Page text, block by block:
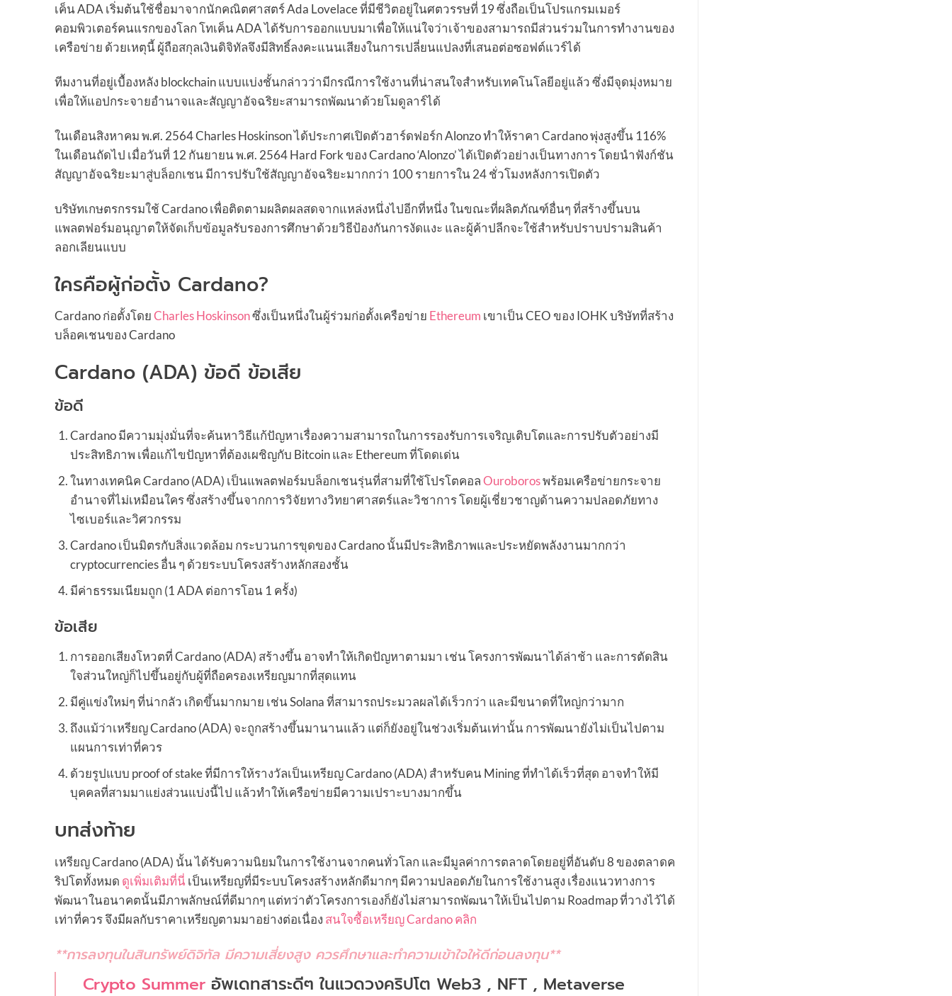
เค็น ADA เริ่มต้นใช้ชื่อมาจากนักคณิตศาสตร์ Ada Lovelace ที่มีชีวิตอยู่ในศตวรรษที่ 19 ซึ่งถือเป็นโปรแกรมเมอร์
คอมพิวเตอร์คนแรกของโลก โทเค็น ADA ได้รับการออกแบบมาเพื่อให้แน่ใจว่าเจ้าของสามารถมีส่วนร่วมในการทำงานของ
เครือข่าย ด้วยเหตุนี้ ผู้ถือสกุลเงินดิจิทัลจึงมีสิทธิ์ลงคะแนนเสียงในการเปลี่ยนแปลงที่เสนอต่อซอฟต์แวร์ได้
ทีมงานที่อยู่เบื้องหลัง blockchain แบบแบ่งชั้นกล่าวว่ามีกรณีการใช้งานที่น่าสนใจสำหรับเทคโนโลยีอยู่แล้ว ซึ่งมีจุดมุ่งหมาย
เพื่อให้แอปกระจายอำนาจและสัญญาอัจฉริยะสามารถพัฒนาด้วยโมดูลาร์ได้
ในเดือนสิงหาคม พ.ศ. 2564 Charles Hoskinson ได้ประกาศเปิดตัวฮาร์ดฟอร์ก Alonzo ทำให้ราคา Cardano พุ่งสูงขึ้น 116%
ในเดือนถัดไป เมื่อวันที่ 12 กันยายน พ.ศ. 2564 Hard Fork ของ Cardano ‘Alonzo’ ได้เปิดตัวอย่างเป็นทางการ โดยนำฟังก์ชัน
สัญญาอัจฉริยะมาสู่บล็อกเชน มีการปรับใช้สัญญาอัจฉริยะมากกว่า 100 รายการใน 24 ชั่วโมงหลังการเปิดตัว
บริษัทเกษตรกรรมใช้ Cardano เพื่อติดตามผลิตผลสดจากแหล่งหนึ่งไปอีกที่หนึ่ง ในขณะที่ผลิตภัณฑ์อื่นๆ ที่สร้างขึ้นบน
แพลตฟอร์มอนุญาตให้จัดเก็บข้อมูลรับรองการศึกษาด้วยวิธีป้องกันการงัดแงะ และผู้ค้าปลีกจะใช้สำหรับปราบปรามสินค้า
ลอกเลียนแบบ
ใครคือผู้ก่อตั้ง Cardano?
Cardano ก่อตั้งโดยCharles Hoskinsonซึ่งเป็นหนึ่งในผู้ร่วมก่อตั้งเครือข่าย Ethereum เขาเป็น CEO ของ IOHK บริษัทที่สร้าง
บล็อคเชนของ Cardano
Cardano (ADA) ข้อดี ข้อเสีย
ข้อดี
Cardano มีความมุ่งมั่นที่จะค้นหาวิธีแก้ปัญหาเรื่องความสามารถในการรองรับการเจริญเติบโตและการปรับตัวอย่างมี
ประสิทธิภาพ เพื่อแก้ไขปัญหาที่ต้องเผชิญกับ Bitcoin และ Ethereum ที่โดดเด่น
ในทางเทคนิค Cardano (ADA) เป็นแพลตฟอร์มบล็อกเชนรุ่นที่สามที่ใช้โปรโตคอลOuroborosพร้อมเครือข่ายกระจาย
อำนาจที่ไม่เหมือนใคร ซึ่งสร้างขึ้นจากการวิจัยทางวิทยาศาสตร์และวิชาการ โดยผู้เชี่ยวชาญด้านความปลอดภัยทาง
ไซเบอร์และวิศวกรรม
Cardano เป็นมิตรกับสิ่งแวดล้อม กระบวนการขุดของ Cardano นั้นมีประสิทธิภาพและประหยัดพลังงานมากกว่า
cryptocurrencies อื่น ๆ ด้วยระบบโครงสร้างหลักสองชั้น
มีค่าธรรมเนียมถูก (1 ADA ต่อการโอน 1 ครั้ง)
ข้อเสีย
การออกเสียงโหวตที่ Cardano (ADA) สร้างขึ้น อาจทำให้เกิดปัญหาตามมา เช่น โครงการพัฒนาได้ล่าช้า และการตัดสิน
ใจส่วนใหญ่ก็ไปขึ้นอยู่กับผู้ที่ถือครองเหรียญมากที่สุดแทน
มีคู่แข่งใหม่ๆ ที่น่ากลัว เกิดขึ้นมากมาย เช่น Solana ที่สามารถประมวลผลได้เร็วกว่า และมีขนาดที่ใหญ่กว่ามาก
ถึงแม้ว่าเหรียญ Cardano (ADA) จะถูกสร้างขึ้นมานานแล้ว แต่ก็ยังอยู่ในช่วงเริ่มต้นเท่านั้น การพัฒนายังไม่เป็นไปตาม
แผนการเท่าที่ควร
ด้วยรูปแบบ proof of stake ที่มีการให้รางวัลเป็นเหรียญ Cardano (ADA) สำหรับคน Mining ที่ทำได้เร็วที่สุด อาจทำให้มี
บุคคลที่สามมาแย่งส่วนแบ่งนี้ไป แล้วทำให้เครือข่ายมีความเปราะบางมากขึ้น
บทส่งท้าย
เหรียญ Cardano (ADA) นั้น ได้รับความนิยมในการใช้งานจากคนทั่วโลก และมีมูลค่าการตลาดโดยอยู่ที่อันดับ 8 ของตลาดค
ริปโตทั้งหมด ดูเพิ่มเติมที่นี่ เป็นเหรียญที่มีระบบโครงสร้างหลักดีมากๆ มีความปลอดภัยในการใช้งานสูง เรื่องแนวทางการ
พัฒนาในอนาคตนั้นมีภาพลักษณ์ที่ดีมากๆ แต่ทว่าตัวโครงการเองก็ยังไม่สามารถพัฒนาให้เป็นไปตาม Roadmap ที่วางไว้ได้
เท่าที่ควร จึงมีผลกับราคาเหรียญตามมาอย่างต่อเนื่อง สนใจซื้อเหรียญ Cardano คลิก
**การลงทุนในสินทรัพย์ดิจิทัล มีความเสี่ยงสูง ควรศึกษาและทำความเข้าใจให้ดีก่อนลงทุน**
Crypto Summer อัพเดทสาระดีๆ ในแวดวงคริปโต Web3 , NFT , Metaverse